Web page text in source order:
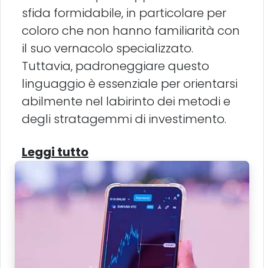
sfida formidabile, in particolare per
coloro che non hanno familiarità con
il suo vernacolo specializzato.
Tuttavia, padroneggiare questo
linguaggio è essenziale per orientarsi
abilmente nel labirinto dei metodi e
degli stratagemmi di investimento.
Leggi tutto